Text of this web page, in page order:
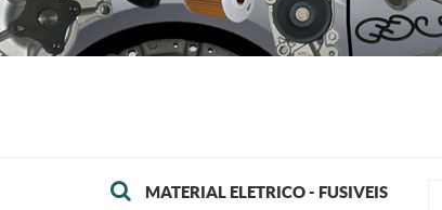
MATERIAL ELETRICO - FUSIVEIS